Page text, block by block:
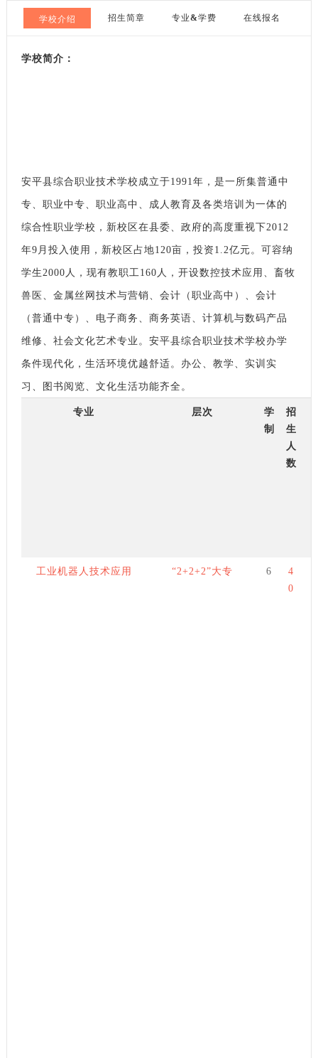
学校介绍 招生简章 专业&学费 在线报名
学校简介：
安平县综合职业技术学校成立于1991年，是一所集普通中
专、职业中专、职业高中、成人教育及各类培训为一体的
综合性职业学校，新校区在县委、政府的高度重视下2012
年9月投入使用，新校区占地120亩，投资1.2亿元。可容纳
学生2000人，现有教职工160人，开设数控技术应用、畜牧
兽医、金属丝网技术与营销、会计（职业高中）、会计
（普通中专）、电子商务、商务英语、计算机与数码产品
维修、社会文化艺术专业。安平县综合职业技术学校办学
条件现代化，生活环境优越舒适。办公、教学、实训实
习、图书阅览、文化生活功能齐全。
专业 层次
学
制
招
生
人
数
工业机器人技术应用 “2+2+2”大专 6
4
0